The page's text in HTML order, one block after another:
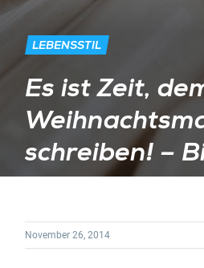
LEBENSSTIL
Es ist Zeit,
schreiben! –
November 26, 2014